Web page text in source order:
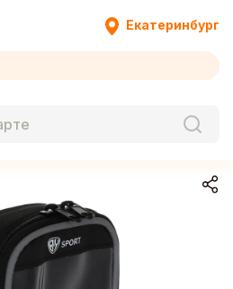
Екатеринбург